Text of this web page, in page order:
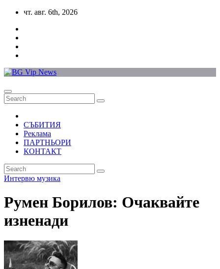
Skip
content
чт. авг. 6th, 2026
СЪБИТИЯ
Реклама
ПАРТНЬОРИ
КОНТАКТ
Интервю музика
Румен Борилов: Очаквайте
изненади